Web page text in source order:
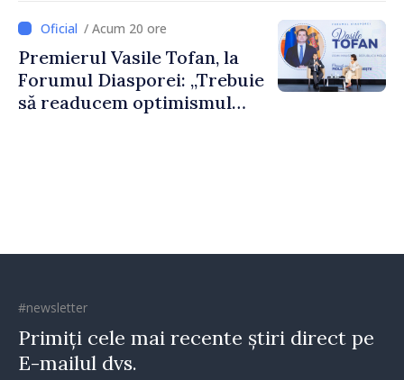
dumneavoastră pentru a
construi comunități mai
puternice”
/ Acum 20 ore
Premierul Vasile Tofan, la
Forumul Diasporei: „Trebuie
să readucem optimismul
#newsletter
Primiți cele mai recente știri direct pe
E-mailul dvs.